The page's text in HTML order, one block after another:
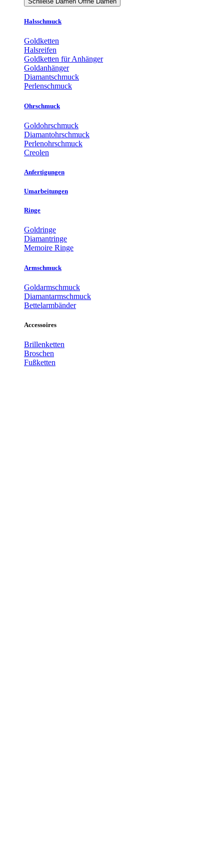
Halsschmuck
Goldketten
Halsreifen
Goldketten für Anhänger
Goldanhänger
Diamantschmuck
Perlenschmuck
Ohrschmuck
Goldohrschmuck
Diamantohrschmuck
Perlenohrschmuck
Creolen
Anfertigungen
Umarbeitungen
Ringe
Goldringe
Diamantringe
Memoire Ringe
Armschmuck
Goldarmschmuck
Diamantarmschmuck
Bettelarmbänder
Accessoires
Brillenketten
Broschen
Fußketten